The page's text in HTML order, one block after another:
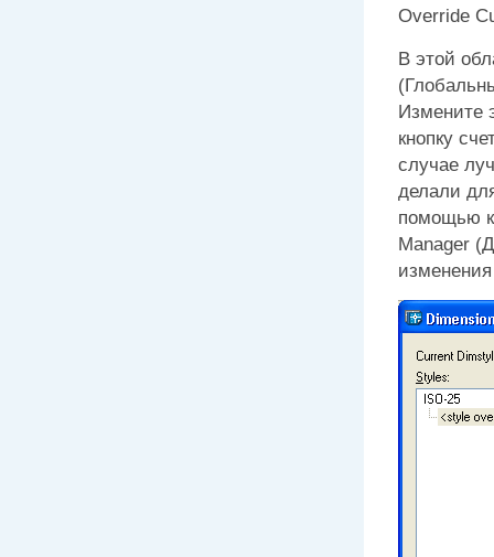
Override
В этой
Измените
кнопку
случае
делали
помощью
Manager